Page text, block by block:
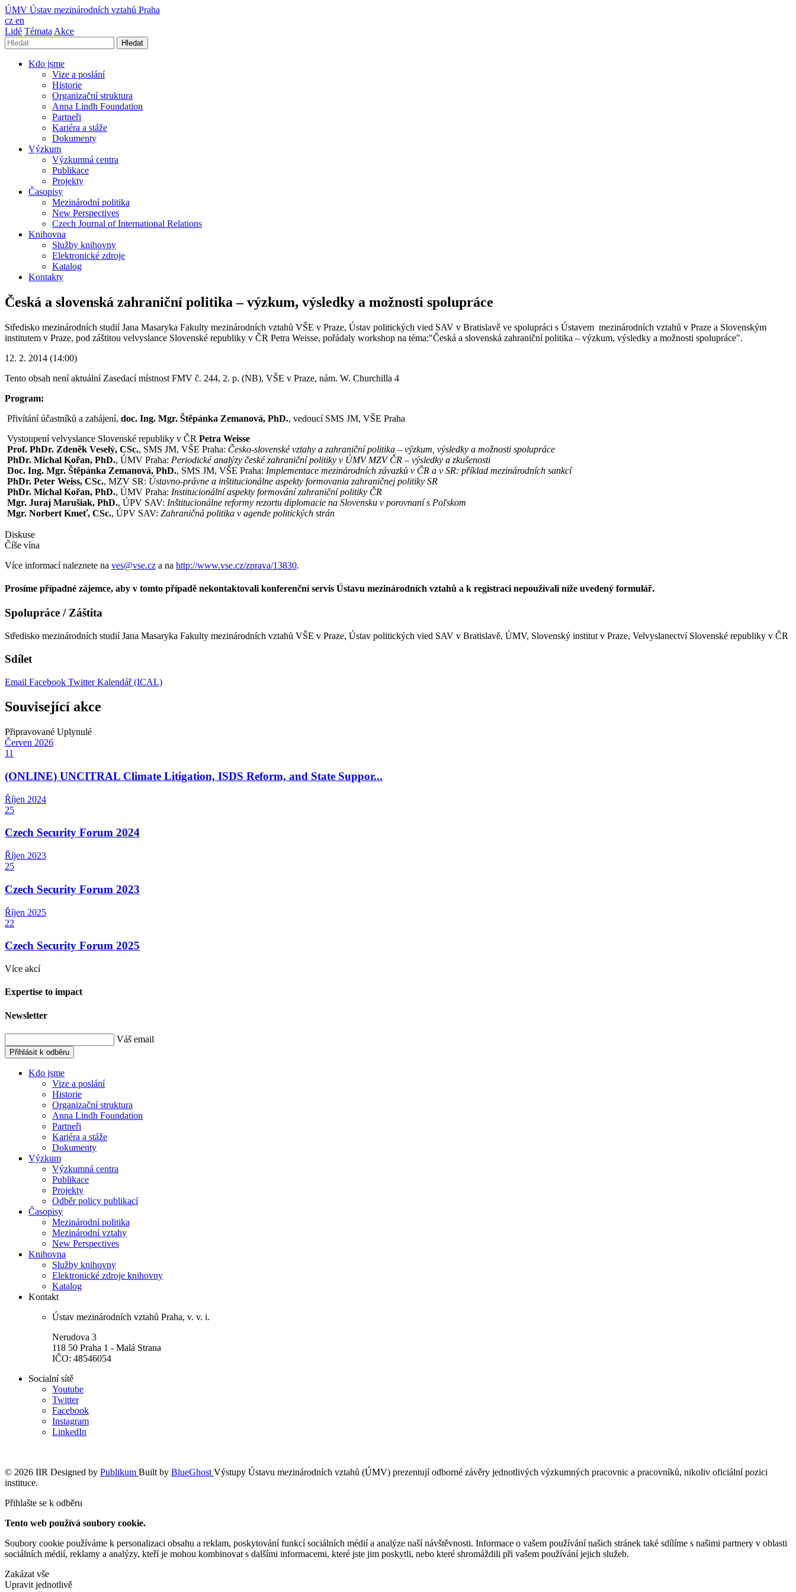
ÚMV Ústav mezinárodních vztahů Praha
cz en
Lidé Témata Akce
Hledat
Kdo jsme
Vize a poslání
Historie
Organizační struktura
Anna Lindh Foundation
Partneři
Kariéra a stáže
Dokumenty
Výzkum
Výzkumná centra
Publikace
Projekty
Časopisy
Mezinárodní politika
New Perspectives
Czech Journal of International Relations
Knihovna
Služby knihovny
Elektronické zdroje
Katalog
Kontakty
Česká a slovenská zahraniční politika – výzkum, výsledky a možnosti spolupráce
Středisko mezinárodních studií Jana Masaryka Fakulty mezinárodních vztahů VŠE v Praze, Ústav politických vied SAV v Bratislavě ve spolupráci s Ústavem mezinárodních vztahů v Praze a Slovenským
institutem v Praze, pod záštitou velvyslance Slovenské republiky v ČR Petra Weisse, pořádaly workshop na téma:"Česká a slovenská zahraniční politika – výzkum, výsledky a možnosti spolupráce".
12. 2. 2014 (14:00)
Tento obsah není aktuální Zasedací místnost FMV č. 244, 2. p. (NB), VŠE v Praze, nám. W. Churchilla 4
Program:
Přivítání účastníků a zahájení, doc. Ing. Mgr. Štěpánka Zemanová, PhD., vedoucí SMS JM, VŠE Praha
Vystoupení velvyslance Slovenské republiky v ČR Petra Weisse
Prof. PhDr. Zdeněk Veselý, CSc., SMS JM, VŠE Praha: Česko-slovenské vztahy a zahraniční politika – výzkum, výsledky a možnosti spolupráce
PhDr. Michal Kořan, PhD., ÚMV Praha: Periodické analýzy české zahraniční politiky v ÚMV MZV ČR – výsledky a zkušenosti
Doc. Ing. Mgr. Štěpánka Zemanová, PhD., SMS JM, VŠE Praha: Implementace mezinárodních závazků v ČR a v SR: příklad mezinárodních sankcí
PhDr. Peter Weiss, CSc., MZV SR: Ústavno-právne a inštitucionálne aspekty formovania zahraničnej politiky SR
PhDr. Michal Kořan, PhD., ÚMV Praha: Institucionální aspekty formování zahraniční politiky ČR
Mgr. Juraj Marušiak, PhD., ÚPV SAV: Inštitucionálne reformy rezortu diplomacie na Slovensku v porovnaní s Poľskom
Mgr. Norbert Kmeť, CSc., ÚPV SAV: Zahraničná politika v agende politických strán
Diskuse
Číše vína
Více informací naleznete na ves@vse.cz a na http://www.vse.cz/zprava/13830.
Prosíme případné zájemce, aby v tomto případě nekontaktovali konferenční servis Ústavu mezinárodních vztahů a k registraci nepoužívali níže uvedený formulář.
Spolupráce / Záštita
Středisko mezinárodních studií Jana Masaryka Fakulty mezinárodních vztahů VŠE v Praze, Ústav politických vied SAV v Bratislavě, ÚMV, Slovenský institut v Praze, Velvyslanectví Slovenské republiky v ČR
Sdílet
Email Facebook TwitterKalendář (ICAL)
Související akce
Připravované Uplynulé
Červen 2026
11
(ONLINE) UNCITRAL Climate Litigation, ISDS Reform, and State Suppor...
Říjen 2024
25
Czech Security Forum 2024
Říjen 2023
25
Czech Security Forum 2023
Říjen 2025
22
Czech Security Forum 2025
Více akcí
Expertise to impact
Newsletter
Váš email
Přihlásit k odběru
Kdo jsme
Vize a poslání
Historie
Organizační struktura
Anna Lindh Foundation
Partneři
Kariéra a stáže
Dokumenty
Výzkum
Výzkumná centra
Publikace
Projekty
Odběr policy publikací
Časopisy
Mezinárodní politika
Mezinárodní vztahy
New Perspectives
Knihovna
Služby knihovny
Elektronické zdroje knihovny
Katalog
Kontakt
Ústav mezinárodních vztahů Praha, v. v. i.
Nerudova 3
118 50 Praha 1 - Malá Strana
IČO: 48546054
Socialní sítě
Youtube
Twitter
Facebook
Instagram
LinkedIn
© 2026 IIR Designed by Publikum Built by BlueGhost Výstupy Ústavu mezinárodních vztahů (ÚMV) prezentují odborné závěry jednotlivých výzkumných pracovnic a pracovníků, nikoliv oficiální pozici
instituce.
Přihlašte se k odběru
Tento web používá soubory cookie.
Soubory cookie používáme k personalizaci obsahu a reklam, poskytování funkcí sociálních médií a analýze naší návštěvnosti. Informace o vašem používání našich stránek také sdílíme s našimi partnery v oblasti
sociálních médií, reklamy a analýzy, kteří je mohou kombinovat s dalšími informacemi, které jste jim poskytli, nebo které shromáždili při vašem používání jejich služeb.
Zakázat vše
Upravit jednotlivě